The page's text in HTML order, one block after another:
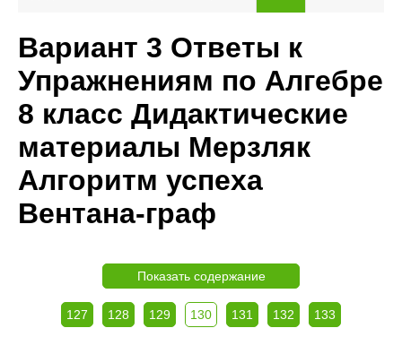
Вариант 3 Ответы к
Упражнениям по Алгебре
8 класс Дидактические
материалы Мерзляк
Алгоритм успеха
Вентана-граф
Показать содержание
127 128 129 130 131 132 133